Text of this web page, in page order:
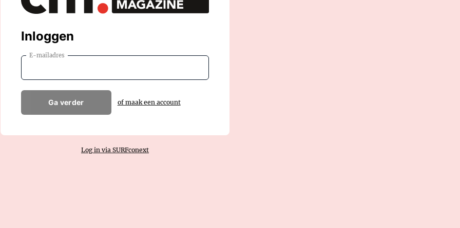
Inloggen
E-mailadres
Ga verder of maak een account
Log in via SURFconext